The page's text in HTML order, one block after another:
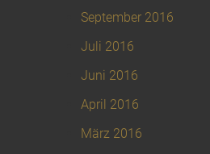
September 2016
Juli 2016
Juni 2016
April 2016
März 2016